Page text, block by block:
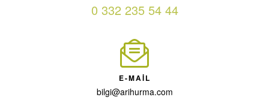
0 332 235 54 44
E-MAIL
bilgi@arihurma.com